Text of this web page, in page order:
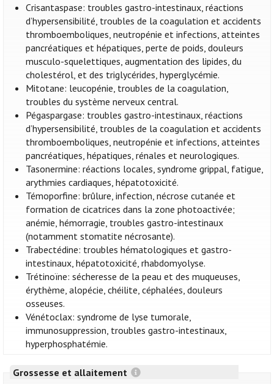
Crisantaspase: troubles gastro-intestinaux, réactions
d’hypersensibilité, troubles de la coagulation et accidents
thromboemboliques, neutropénie et infections, atteintes
pancréatiques et hépatiques, perte de poids, douleurs
musculo-squelettiques, augmentation des lipides, du
cholestérol, et des triglycérides, hyperglycémie.
Mitotane: leucopénie, troubles de la coagulation,
troubles du système nerveux central.
Pégaspargase: troubles gastro-intestinaux, réactions
d’hypersensibilité, troubles de la coagulation et accidents
thromboemboliques, neutropénie et infections, atteintes
pancréatiques, hépatiques, rénales et neurologiques.
Tasonermine: réactions locales, syndrome grippal, fatigue,
arythmies cardiaques, hépatotoxicité.
Témoporfine: brûlure, infection, nécrose cutanée et
formation de cicatrices dans la zone photoactivée;
anémie, hémorragie, troubles gastro-intestinaux
(notamment stomatite nécrosante).
Trabectédine: troubles hématologiques et gastro-
intestinaux, hépatotoxicité, rhabdomyolyse.
Trétinoïne: sécheresse de la peau et des muqueuses,
érythème, alopécie, chéilite, céphalées, douleurs
osseuses.
Vénétoclax: syndrome de lyse tumorale,
immunosuppression, troubles gastro-intestinaux,
hyperphosphatémie.
Grossesse et allaitement